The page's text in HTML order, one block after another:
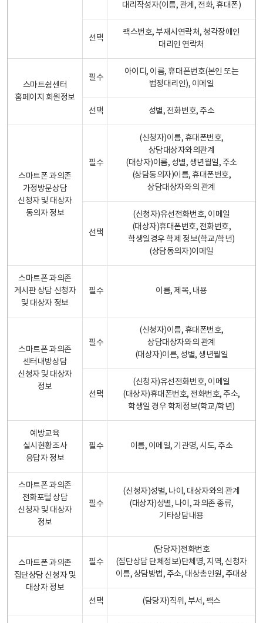
대리작성자(이름, 관계, 전화, 휴대폰)
선택
팩스번호, 부재시연락처, 청각장애인
대리인 연락처
스마트쉼센터
홈페이지 회원정보
필수
아이디, 이름, 휴대폰번호(본인 또는
법정대리인), 이메일
선택 성별, 전화번호, 주소
스마트폰 과의존
가정방문상담
신청자 및 대상자
동의자 정보
필수
(신청자)이름, 휴대폰번호,
상담대상자와의관계
(대상자)이름, 성별, 생년월일, 주소
(상담동의자)이름, 휴대폰번호,
상담대상자와의 관계
선택
(신청자)유선전화번호, 이메일
(대상자)휴대폰번호, 전화번호,
학생일경우 학제 정보(학교/학년)
(상담동의자)이메일
스마트폰 과의존
게시판 상담 신청자
및 대상자 정보
필수 이름, 제목, 내용
스마트폰 과의존
센터내방상담
신청자 및 대상자
정보
필수
(신청자)이름, 휴대폰번호,
상담대상자와의 관계
(대상자)이른, 성별, 생년월일
선택
(신청자)유선전화번호, 이메일
(대상자)휴대폰번호, 전화번호, 주소,
학생일 경우 학제정보(학교/학년)
예방교육
실시현황조사
응답자 정보
필수 이름, 이메일, 기관명, 시도, 주소
스마트폰 과의존
전화포털 상담
신청자 및 대상자
정보
필수
(신청자)성별, 나이, 대상자와의 관계
(대상자)성별, 나이, 과의존 종류,
기타상담내용
스마트폰 과의존
집단상담 신청자 및
대상자 정보
필수
(담당자)전화번호
(집단상담 단체정보)단체명, 지역, 신청자
이름, 상담방법, 주소, 대상총인원, 주대상
선택 (담당자)직위, 부서, 팩스